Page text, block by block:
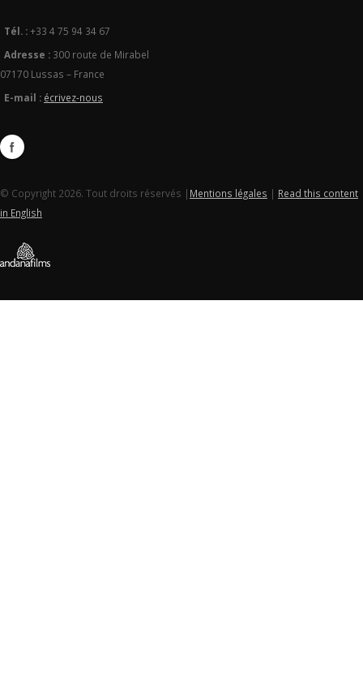
Tél. :+33 4 75 94 34 67
Adresse : 300 route de Mirabel
07170 Lussas – France
E-mail : écrivez-nous
© Copyright 2026. Tout droits réservés | Mentions légales | Read this content
in English